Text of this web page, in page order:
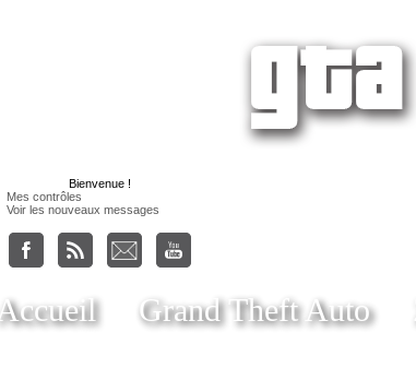
Bienvenue !
Mes contrôles
Voir les nouveaux messages
Accueil Grand Theft Auto